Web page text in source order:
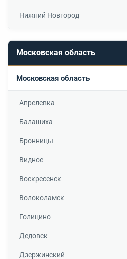
Нижний Новгород
Московская область
Московская область
Апрелевка
Балашиха
Бронницы
Видное
Воскресенск
Волоколамск
Голицино
Дедовск
Дзержинский